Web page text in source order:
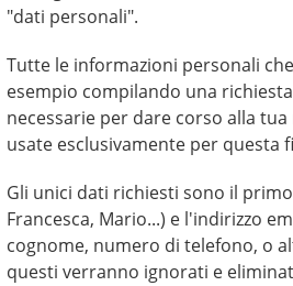
"dati personali".
Tutte le informazioni personali
esempio compilando una
necessarie per dare corso alla
usate esclusivamente per questa
Gli unici dati richiesti sono il
Francesca, Mario...) e l'indirizzo
cognome, numero di telefono, o
questi verranno ignorati e